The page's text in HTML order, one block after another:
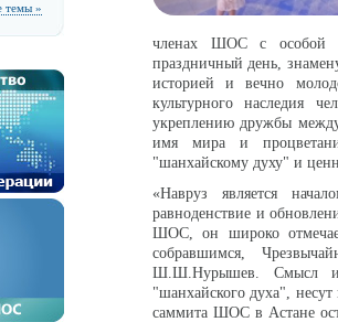
темы »
членах ШОС с особой
праздничный день,
историей и вечно
культурного наследия
укреплению дружбы между
имя мира и
"шанхайскому духу" и
«Навруз является
равноденствие и
ШОС, он широко
собравшимся,
Ш.Ш.Нурышев. Смысл и
"шанхайского духа",
саммита ШОС в Астане